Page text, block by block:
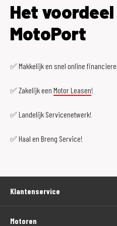
Het
MotoPort
✅ Makkelijk en snel online
✅ Zakelijk een Motor Leasen!
✅ Landelijk Servicenetwerk!
✅ Haal en Breng Service!
Klantenservice
Motoren